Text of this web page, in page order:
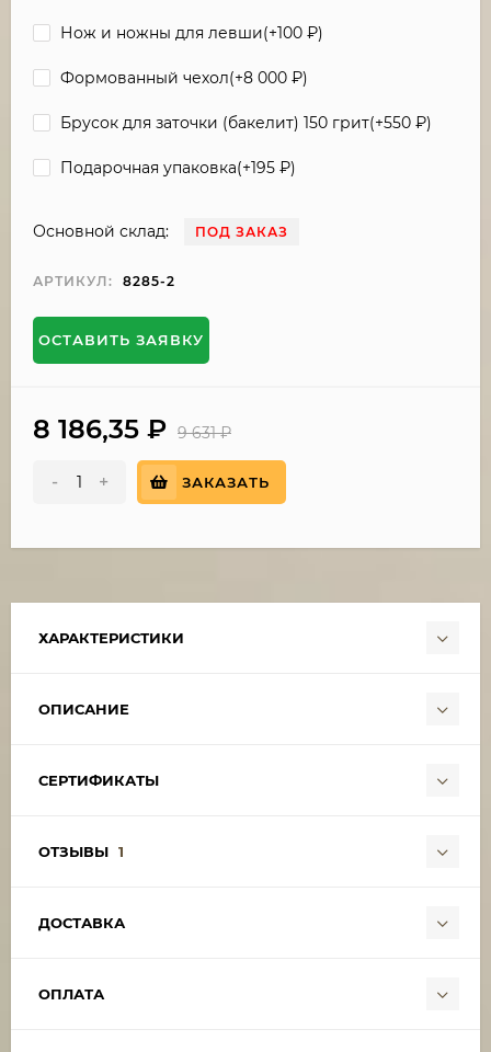
Нож и ножны для левши(+100 ₽)
Формованный чехол(+8 000 ₽)
Брусок для заточки (бакелит) 150 грит(+550 ₽)
Подарочная упаковка(+195 ₽)
Основной склад: ПОД ЗАКАЗ
АРТИКУЛ: 8285-2
ОСТАВИТЬ ЗАЯВКУ
8 186,35 ₽ 9 631₽
- + ЗАКАЗАТЬ
ХАРАКТЕРИСТИКИ
ОПИСАНИЕ
СЕРТИФИКАТЫ
ОТЗЫВЫ 1
ДОСТАВКА
ОПЛАТА